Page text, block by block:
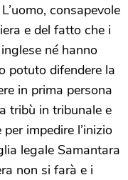
consapevole
e del fatto che i
né hanno
potuto difendere la
in prima persona
tribù in tribunale e
impedire l’inizio
legale Samantara
non si farà e i